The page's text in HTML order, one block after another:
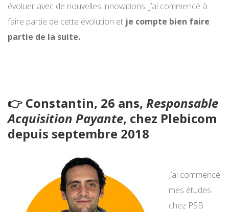
évoluer avec de nouvelles innovations. J’ai commencé à
faire partie de cette évolution et je compte bien faire
partie de la suite.
👉 Constantin, 26 ans, Responsable
Acquisition Payante, chez Plebicom
depuis septembre 2018
J’ai commencé
mes études
chez PSB